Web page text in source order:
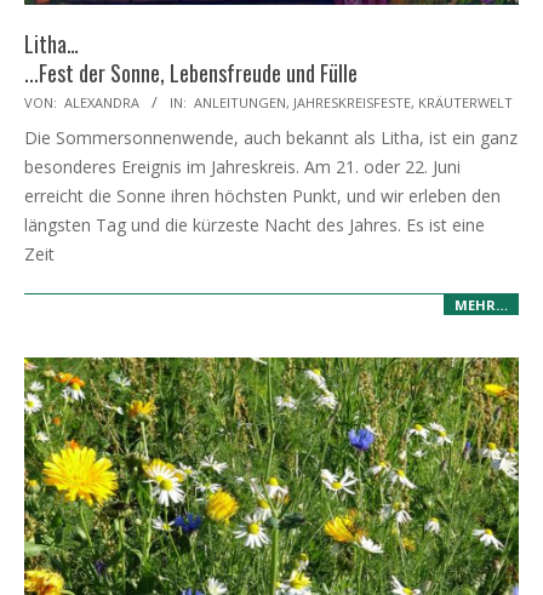
Litha…
...Fest der Sonne, Lebensfreude und Fülle
2025-
06-
19
VON: ALEXANDRA IN: ANLEITUNGEN, JAHRESKREISFESTE, KRÄUTERWELT
Die Sommersonnenwende, auch bekannt als Litha, ist ein ganz
besonderes Ereignis im Jahreskreis. Am 21. oder 22. Juni
erreicht die Sonne ihren höchsten Punkt, und wir erleben den
längsten Tag und die kürzeste Nacht des Jahres. Es ist eine
Zeit
MEHR…